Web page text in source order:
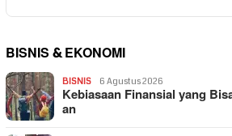
BISNIS & EKONOMI
BISNIS 6 Agustus 2026
Kebiasaan Finansial yang
an